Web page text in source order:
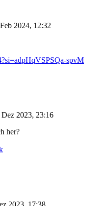
2024, 12:32
spvM
2023, 23:16
her?